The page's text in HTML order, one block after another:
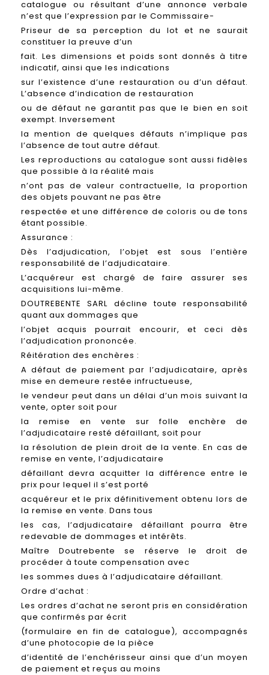
catalogue ou résultant d’une annonce verbale
n’est que l’expression par le Commissaire-
Priseur de sa perception du lot et ne saurait
constituer la preuve d’un
fait. Les dimensions et poids sont donnés à titre
indicatif, ainsi que les indications
sur l’existence d’une restauration ou d’un défaut.
L’absence d’indication de restauration
ou de défaut ne garantit pas que le bien en soit
exempt. Inversement
la mention de quelques défauts n’implique pas
l’absence de tout autre défaut.
Les reproductions au catalogue sont aussi fidèles
que possible à la réalité mais
n’ont pas de valeur contractuelle, la proportion
des objets pouvant ne pas être
respectée et une différence de coloris ou de tons
étant possible.
Assurance :
Dès l’adjudication, l’objet est sous l’entière
responsabilité de l’adjudicataire.
L’acquéreur est chargé de faire assurer ses
acquisitions lui-même.
DOUTREBENTE SARL décline toute responsabilité
quant aux dommages que
l’objet acquis pourrait encourir, et ceci dès
l’adjudication prononcée.
Réitération des enchères :
A défaut de paiement par l’adjudicataire, après
mise en demeure restée infructueuse,
le vendeur peut dans un délai d’un mois suivant la
vente, opter soit pour
la remise en vente sur folle enchère de
l’adjudicataire resté défaillant, soit pour
la résolution de plein droit de la vente. En cas de
remise en vente, l’adjudicataire
défaillant devra acquitter la différence entre le
prix pour lequel il s’est porté
acquéreur et le prix définitivement obtenu lors de
la remise en vente. Dans tous
les cas, l’adjudicataire défaillant pourra être
redevable de dommages et intérêts.
Maître Doutrebente se réserve le droit de
procéder à toute compensation avec
les sommes dues à l’adjudicataire défaillant.
Ordre d’achat :
Les ordres d’achat ne seront pris en considération
que confirmés par écrit
(formulaire en fin de catalogue), accompagnés
d’une photocopie de la pièce
d’identité de l’enchérisseur ainsi que d’un moyen
de paiement et reçus au moins